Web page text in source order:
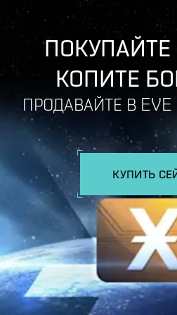
КОПИТЕ
ПРОДАВАЙТЕ В
КУПИТЬ